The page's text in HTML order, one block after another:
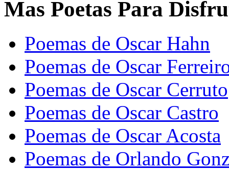
Mas Poetas Para
Poemas de Oscar Hahn
Poemas de Oscar
Poemas de Oscar Cerruto
Poemas de Oscar Castro
Poemas de Oscar Acosta
Poemas de Orlando